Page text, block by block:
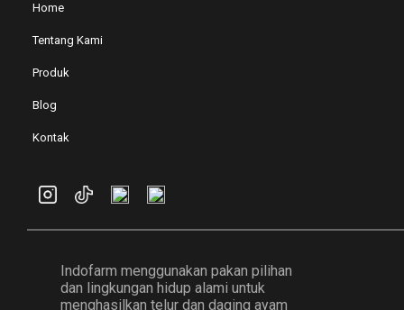
Home
Tentang Kami
Produk
Blog
Kontak
Indofarm menggunakan pakan pilihan
dan lingkungan hidup alami untuk
menghasilkan telur dan daging ayam